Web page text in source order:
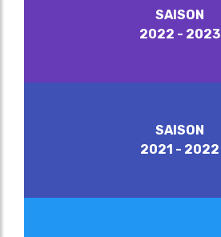
SAISON
2022 - 2023
SAISON
2021 - 2022